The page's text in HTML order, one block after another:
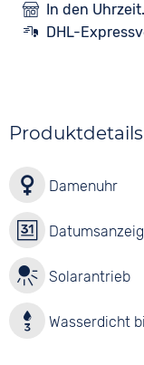
In den
DHL-
Produktdetails
Damenuhr
Solarantrieb
Wasserdicht